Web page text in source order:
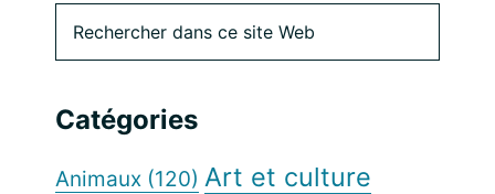
Barre
latérale
principale
dans
Web
Catégories
Animaux (120) Art et culture